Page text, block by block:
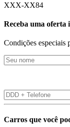
XXX-XX84
Receba uma oferta
Condições especiais
Carros que você